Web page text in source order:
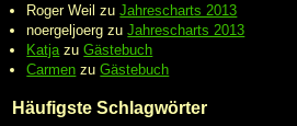
Roger Weil zuJahrescharts 2013
noergeljoerg zuJahrescharts 2013
Katja zuGästebuch
Carmen zuGästebuch
Häufigste Schlagwörter